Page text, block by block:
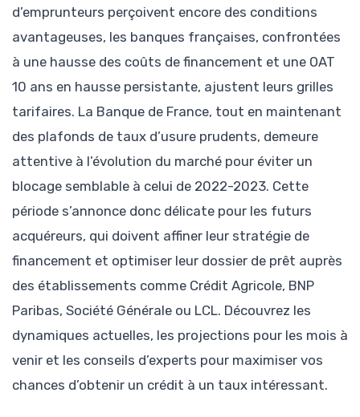
d’emprunteurs perçoivent encore des conditions
avantageuses, les banques françaises, confrontées
à une hausse des coûts de financement et une OAT
10 ans en hausse persistante, ajustent leurs grilles
tarifaires. La Banque de France, tout en maintenant
des plafonds de taux d’usure prudents, demeure
attentive à l’évolution du marché pour éviter un
blocage semblable à celui de 2022-2023. Cette
période s’annonce donc délicate pour les futurs
acquéreurs, qui doivent affiner leur stratégie de
financement et optimiser leur dossier de prêt auprès
des établissements comme Crédit Agricole, BNP
Paribas, Société Générale ou LCL. Découvrez les
dynamiques actuelles, les projections pour les mois à
venir et les conseils d’experts pour maximiser vos
chances d’obtenir un crédit à un taux intéressant.